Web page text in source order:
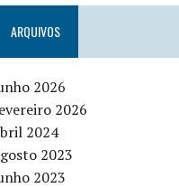
ARQUIVOS
2026
2026
2024
2023
2023